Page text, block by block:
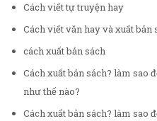
Cách viết tự truyện hay
Cách viết văn hay và xuất bản
cách xuất bản sách
Cách xuất bản sách? làm sao
như thế nào?
Cách xuất bản sách? làm sao